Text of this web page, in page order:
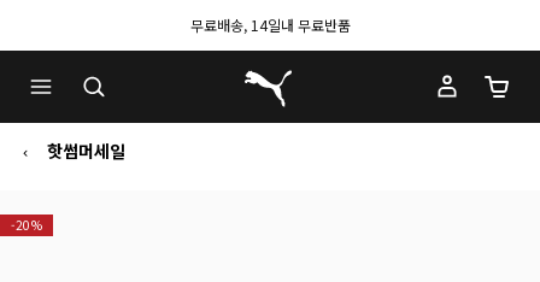
무료배송, 14일내 무료반품
푸마 홈
장바
핫썸머세일
-20%